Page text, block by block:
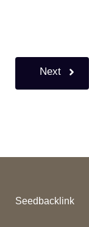
Next
Seedbacklink